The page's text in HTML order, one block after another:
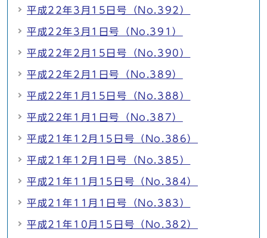
平成22年3月15日号（No.392）
平成22年3月1日号（No.391）
平成22年2月15日号（No.390）
平成22年2月1日号（No.389）
平成22年1月15日号（No.388）
平成22年1月1日号（No.387）
平成21年12月15日号（No.386）
平成21年12月1日号（No.385）
平成21年11月15日号（No.384）
平成21年11月1日号（No.383）
平成21年10月15日号（No.382）